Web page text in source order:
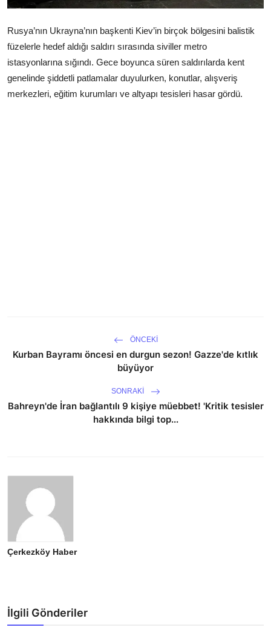
Rusya’nın Ukrayna’nın başkenti Kiev’in birçok bölgesini balistik
füzelerle hedef aldığı saldırı sırasında siviller metro
istasyonlarına sığındı. Gece boyunca süren saldırılarda kent
genelinde şiddetli patlamalar duyulurken, konutlar, alışveriş
merkezleri, eğitim kurumları ve altyapı tesisleri hasar gördü.
ÖNCEKI
Kurban Bayramı öncesi en durgun sezon! Gazze'de kıtlık
büyüyor
SONRAKI
Bahreyn'de İran bağlantılı 9 kişiye müebbet! 'Kritik tesisler
hakkında bilgi top...
Çerkezköy Haber
İlgili Gönderiler